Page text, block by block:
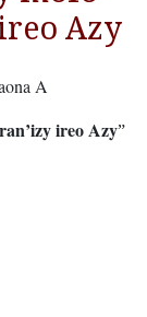
Azy
A
ireo Azy”